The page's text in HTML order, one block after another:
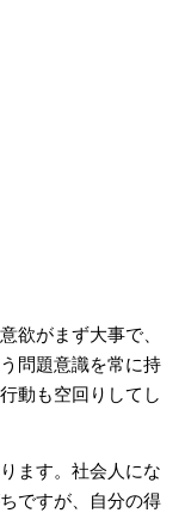
欲がまず大事で、
問題意識を常に持
動も空回りしてし
ます。社会人にな
ですが、自分の得